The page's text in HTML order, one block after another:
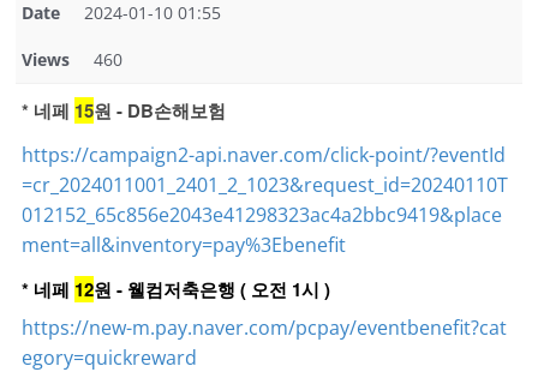
Date 2024-01-10 01:55
Views 460
* 네페 15원 - DB손해보험
https://campaign2-api.naver.com/click-point/?eventId
=cr_2024011001_2401_2_1023&request_id=20240110T
012152_65c856e2043e41298323ac4a2bbc9419&place
ment=all&inventory=pay%3Ebenefit
* 네페 12원 - 웰컴저축은행 ( 오전 1시 )
https://new-m.pay.naver.com/pcpay/eventbenefit?cat
egory=quickreward